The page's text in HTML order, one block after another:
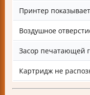
Принтер
Воздушное
Засор печатающей
Картридж не